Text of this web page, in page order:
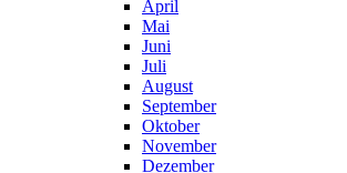
April
Mai
Juni
Juli
August
September
Oktober
November
Dezember